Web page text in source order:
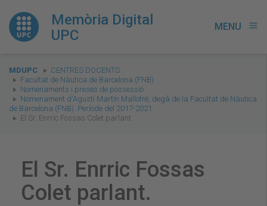
Memòria Digital
UPC
MENU menu
You
are
here:
MDUPC
CENTRES DOCENTS
Facultat de Nàutica de Barcelona (FNB)
Nomenaments i preses de possessió
Nomenament d'Agustí Martín Mallofré, degà de la Facultat de Nàutica
de Barcelona (FNB). Període del 2017-2021
El Sr. Enrric Fossas Colet parlant.
El Sr. Enrric Fossas
Colet parlant.